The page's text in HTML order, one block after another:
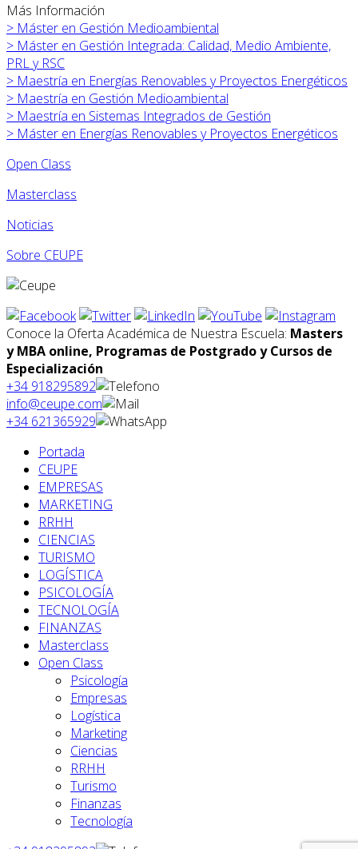
Más Información
> Máster en Gestión Medioambiental
> Máster en Gestión Integrada: Calidad, Medio Ambiente,
PRL y RSC
> Maestría en Energías Renovables y Proyectos Energéticos
> Maestría en Gestión Medioambiental
> Maestría en Sistemas Integrados de Gestión
> Máster en Energías Renovables y Proyectos Energéticos
Open Class
Masterclass
Noticias
Sobre CEUPE
Conoce la Oferta Académica de Nuestra Escuela: Masters
y MBA online, Programas de Postgrado y Cursos de
Especialización
+34 918295892
info@ceupe.com
+34 621365929
Portada
CEUPE
EMPRESAS
MARKETING
RRHH
CIENCIAS
TURISMO
LOGÍSTICA
PSICOLOGÍA
TECNOLOGÍA
FINANZAS
Masterclass
Open Class
Psicología
Empresas
Logística
Marketing
Ciencias
RRHH
Turismo
Finanzas
Tecnología